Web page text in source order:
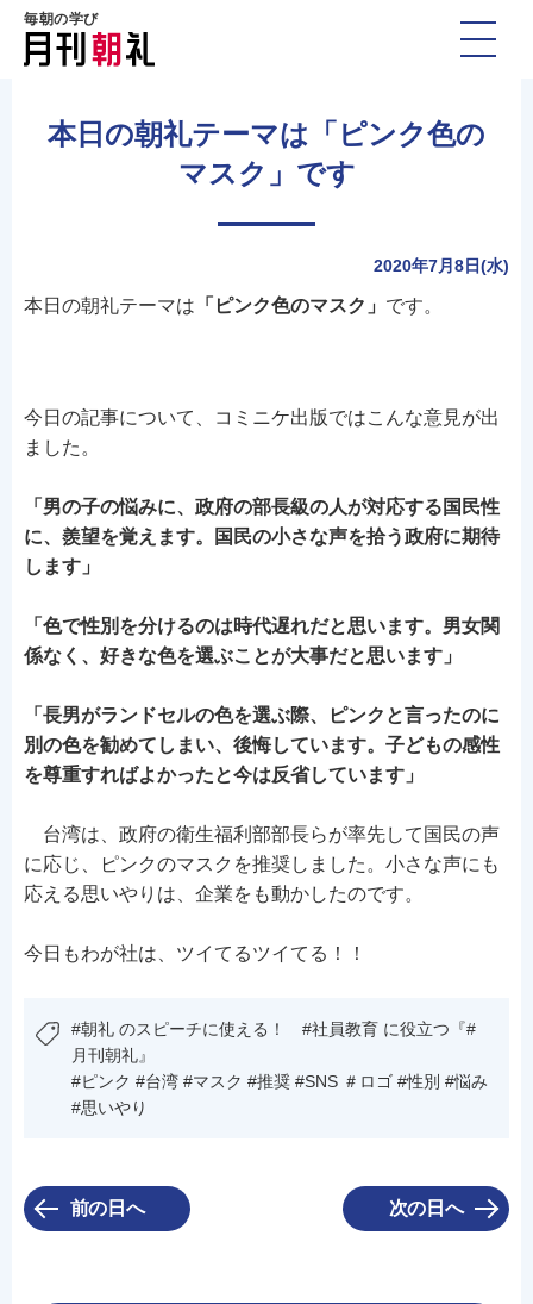
毎朝の学び
本日の朝礼テーマは「ピンク色の
マスク」です
2020年7月8日(水)
本日の朝礼テーマは 「ピンク色のマスク」 です。
今日の記事について、コミニケ出版ではこんな意見が出
ました。
「男の子の悩みに、政府の部長級の人が対応する国民性
に、羨望を覚えます。国民の小さな声を拾う政府に期待
します」
「色で性別を分けるのは時代遅れだと思います。男女関
係なく、好きな色を選ぶことが大事だと思います」
「長男がランドセルの色を選ぶ際、ピンクと言ったのに
別の色を勧めてしまい、後悔しています。子どもの感性
を尊重すればよかったと今は反省しています」
台湾は、政府の衛生福利部部長らが率先して国民の声
に応じ、ピンクのマスクを推奨しました。小さな声にも
応える思いやりは、企業をも動かしたのです。
今日もわが社は、ツイてるツイてる！！
#朝礼 のスピーチに使える！ #社員教育 に役立つ『#
月刊朝礼』
#ピンク #台湾 #マスク #推奨 #SNS ＃ロゴ #性別 #悩み
#思いやり
前の日へ 次の日へ